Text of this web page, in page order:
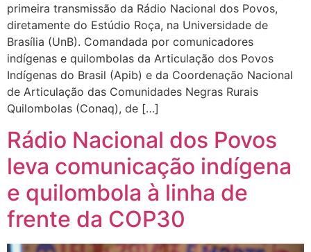
primeira transmissão da Rádio Nacional dos Povos,
diretamente do Estúdio Roça, na Universidade de
Brasília (UnB). Comandada por comunicadores
indígenas e quilombolas da Articulação dos Povos
Indígenas do Brasil (Apib) e da Coordenação Nacional
de Articulação das Comunidades Negras Rurais
Quilombolas (Conaq), de […]
Rádio Nacional dos Povos
leva comunicação indígena
e quilombola à linha de
frente da COP30